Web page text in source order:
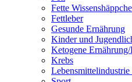
Fette
Fettleber
Gesunde Ernährung
Kinder und
Ketogene
Krebs
Lebensmittelindustrie